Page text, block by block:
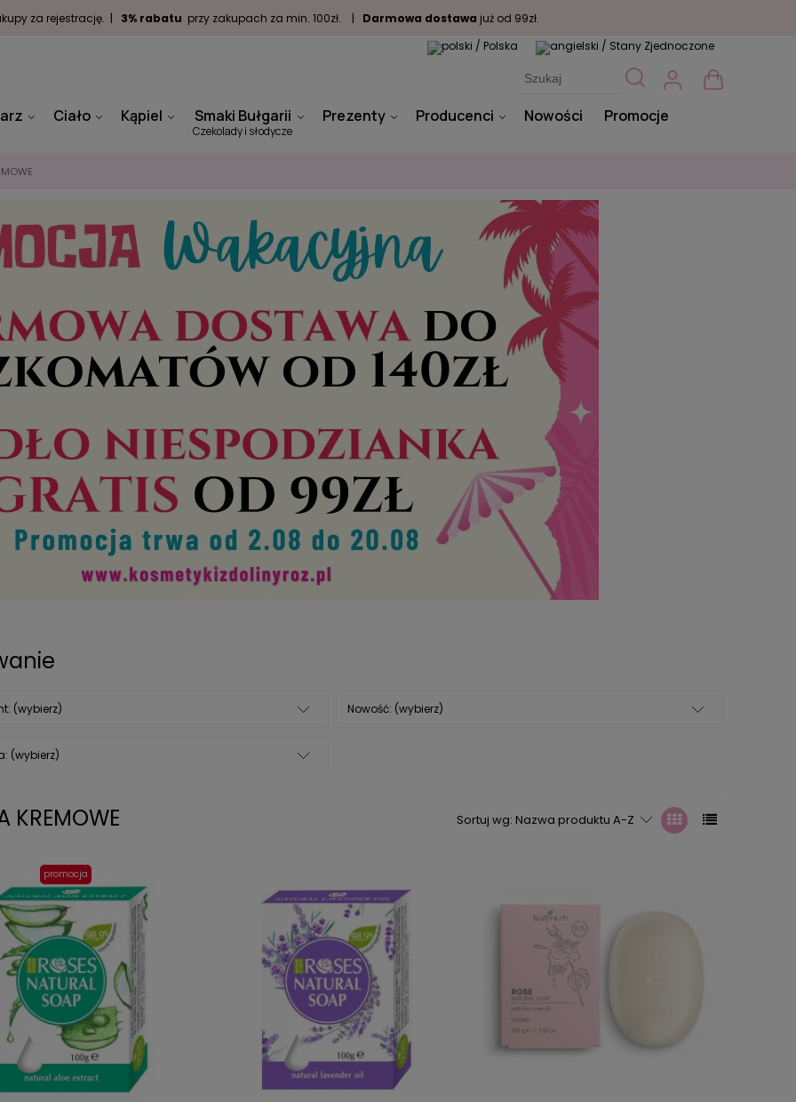
za rejestrację. | 3% rabatu przy zakupach za min. 100zł. | Darmowa dostawa już od 99zł.
Ciało Kąpiel Smaki Bułgarii
Czekolady i słodycze
Prezenty Producenci Nowości Promocje
(wybierz) Nowość: (wybierz)
(wybierz)
KREMOWE Sortuj wg: Nazwa produktu A-Z
promocja